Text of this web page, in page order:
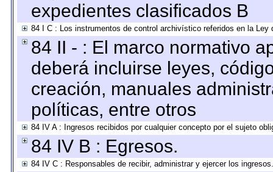
expedientes clasificados B
84 I C : Los instrumentos de control archivístico referidos en la
84 II - : El marco normativo
deberá incluirse leyes,
creación, manuales
políticas, entre otros
84 IV A : Ingresos recibidos por cualquier concepto por el sujeto
84 IV B : Egresos.
84 IV C : Responsables de recibir, administrar y ejercer los ingresos.